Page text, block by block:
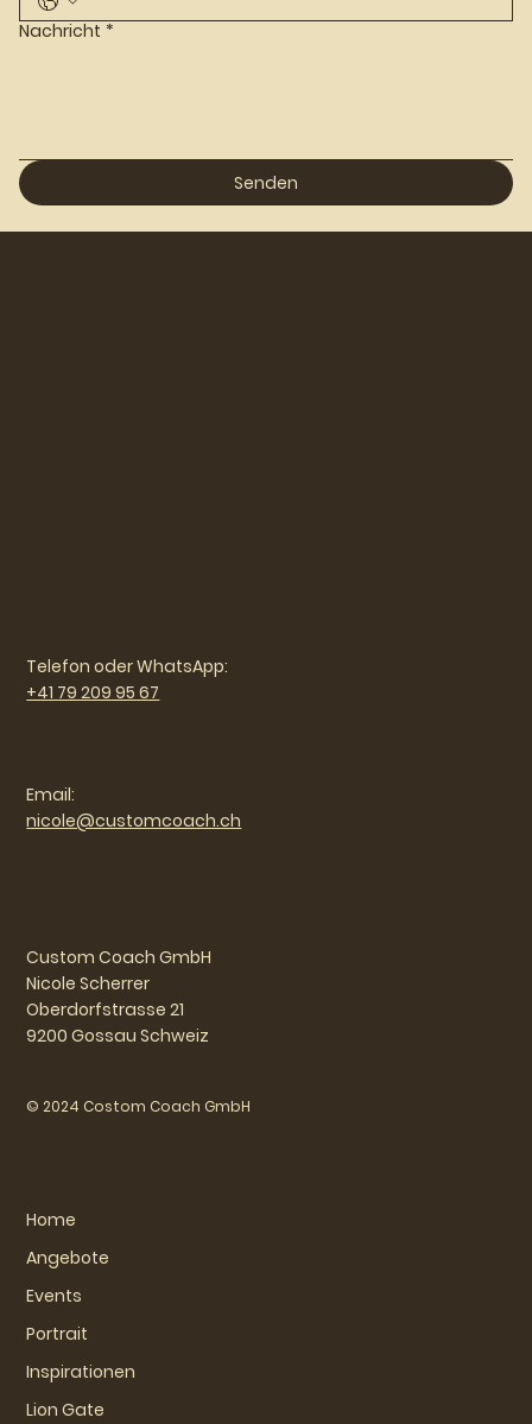
Nachricht *
Senden
Home
Angebote
Events
Portrait
Inspirationen
Lion Gate
Telefon oder WhatsApp:
+41 79 209 95 67
Email:
nicole@customcoach.ch
Custom Coach GmbH
Nicole Scherrer
Oberdorfstrasse 21
9200 Gossau Schweiz
© 2024 Costom Coach GmbH